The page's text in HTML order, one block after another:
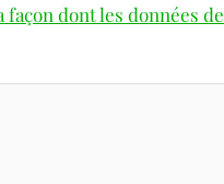
façon dont les données de